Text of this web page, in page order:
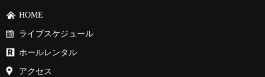
HOME
ライブスケジュール
ホールレンタル
アクセス